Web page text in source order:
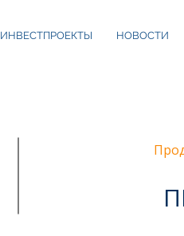
ИНВЕСТПРОЕКТЫ НОВОСТИ